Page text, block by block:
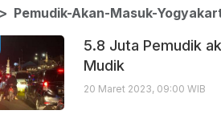
Akan
Terbaru
Pemudik-Akan-Masuk-
5.8 Juta Pemudik
Mudik
20 Maret 2023, 09:00 WIB